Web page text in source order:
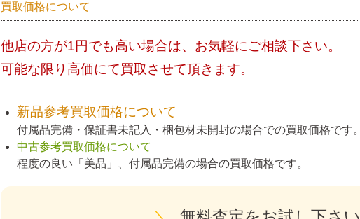
買取価格について
他店の方が1円でも高い場合は、お気軽にご相談下さい。
可能な限り高価にて買取させて頂きます。
新品参考買取価格について
付属品完備・保証書未記入・梱包材未開封の場合での買取価格です。
中古参考買取価格について
程度の良い「美品」、付属品完備の場合の買取価格です。